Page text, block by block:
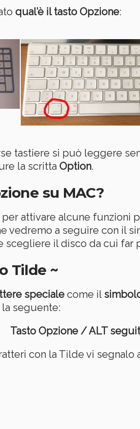
qual’è il tasto Opzione:
tastiere si può leggere
la scritta Option.
su MAC?
attivare alcune funzioni
vedremo a seguire con il
scegliere il disco da cui far
Tilde ~
speciale come il
seguente:
Tasto Opzione / ALT
con la Tilde vi segnalo